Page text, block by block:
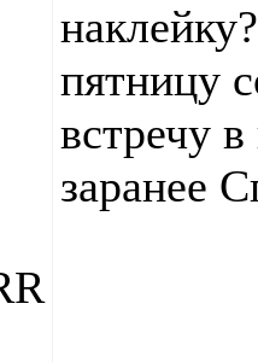
пятницу
встречу
заранее